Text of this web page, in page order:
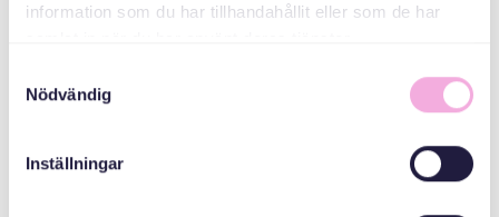
information som du har tillhandahållit eller som de har
Nödvändig
Inställningar